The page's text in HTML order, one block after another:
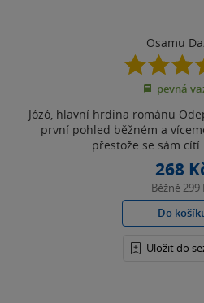
Osamu
4.5
z
5
pevná
Józó, hlavní hrdina románu
první pohled běžném a
přestože se sám cítí
268
Běžně299
Do
Uložit do